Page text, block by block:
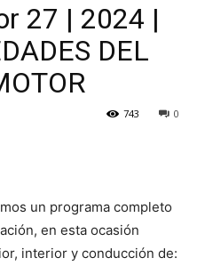
27 | 2024 |
DEL
0
743
un programa completo
en esta ocasión
interior y conducción de: